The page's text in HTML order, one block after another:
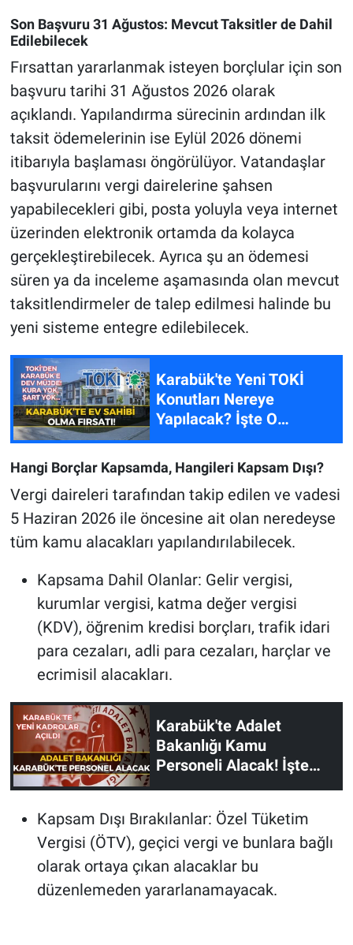
Son Başvuru 31 Ağustos: Mevcut Taksitler de Dahil
Edilebilecek
Fırsattan yararlanmak isteyen borçlular için son
başvuru tarihi 31 Ağustos 2026 olarak
açıklandı. Yapılandırma sürecinin ardından ilk
taksit ödemelerinin ise Eylül 2026 dönemi
itibarıyla başlaması öngörülüyor. Vatandaşlar
başvurularını vergi dairelerine şahsen
yapabilecekleri gibi, posta yoluyla veya internet
üzerinden elektronik ortamda da kolayca
gerçekleştirebilecek. Ayrıca şu an ödemesi
süren ya da inceleme aşamasında olan mevcut
taksitlendirmeler de talep edilmesi halinde bu
yeni sisteme entegre edilebilecek.
Karabük'te Yeni TOKİ
Konutları Nereye
Yapılacak? İşte O
Hangi Borçlar Kapsamda, Hangileri Kapsam Dışı?
Vergi daireleri tarafından takip edilen ve vadesi
5 Haziran 2026 ile öncesine ait olan neredeyse
tüm kamu alacakları yapılandırılabilecek.
Kapsama Dahil Olanlar: Gelir vergisi,
kurumlar vergisi, katma değer vergisi
(KDV), öğrenim kredisi borçları, trafik idari
para cezaları, adli para cezaları, harçlar ve
ecrimisil alacakları.
Karabük'te Adalet
Bakanlığı Kamu
Personeli Alacak! İşte
Kapsam Dışı Bırakılanlar: Özel Tüketim
Vergisi (ÖTV), geçici vergi ve bunlara bağlı
olarak ortaya çıkan alacaklar bu
düzenlemeden yararlanamayacak.